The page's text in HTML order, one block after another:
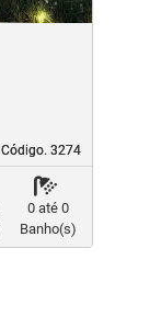
Código. 3274
Código. 3274
0 até 0
Banho(s)